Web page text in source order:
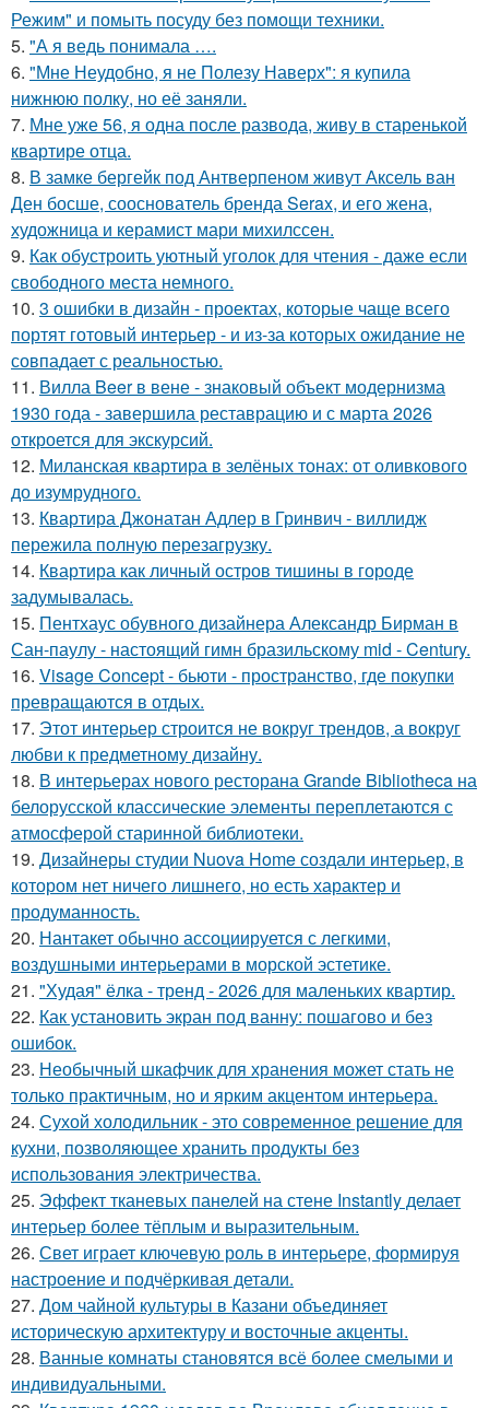
Режим" и помыть посуду без помощи техники.
5. "А я ведь понимала ….
6. "Мне Неудобно, я не Полезу Наверх": я купила
нижнюю полку, но её заняли.
7. Мне уже 56, я одна после развода, живу в старенькой
квартире отца.
8. В замке бергейк под Антверпеном живут Аксель ван
Ден босше, сооснователь бренда Serax, и его жена,
художница и керамист мари михилссен.
9. Как обустроить уютный уголок для чтения - даже если
свободного места немного.
10. 3 ошибки в дизайн - проектах, которые чаще всего
портят готовый интерьер - и из-за которых ожидание не
совпадает с реальностью.
11. Вилла Beer в вене - знаковый объект модернизма
1930 года - завершила реставрацию и с марта 2026
откроется для экскурсий.
12. Миланская квартира в зелёных тонах: от оливкового
до изумрудного.
13. Квартира Джонатан Адлер в Гринвич - виллидж
пережила полную перезагрузку.
14. Квартира как личный остров тишины в городе
задумывалась.
15. Пентхаус обувного дизайнера Александр Бирман в
Сан-паулу - настоящий гимн бразильскому mid - Century.
16. Visage Concept - бьюти - пространство, где покупки
превращаются в отдых.
17. Этот интерьер строится не вокруг трендов, а вокруг
любви к предметному дизайну.
18. В интерьерах нового ресторана Grande Bibliotheca на
белорусской классические элементы переплетаются с
атмосферой старинной библиотеки.
19. Дизайнеры студии Nuova Home создали интерьер, в
котором нет ничего лишнего, но есть характер и
продуманность.
20. Нантакет обычно ассоциируется с легкими,
воздушными интерьерами в морской эстетике.
21. "Худая" ёлка - тренд - 2026 для маленьких квартир.
22. Как установить экран под ванну: пошагово и без
ошибок.
23. Необычный шкафчик для хранения может стать не
только практичным, но и ярким акцентом интерьера.
24. Сухой холодильник - это современное решение для
кухни, позволяющее хранить продукты без
использования электричества.
25. Эффект тканевых панелей на стене Instantly делает
интерьер более тёплым и выразительным.
26. Свет играет ключевую роль в интерьере, формируя
настроение и подчёркивая детали.
27. Дом чайной культуры в Казани объединяет
историческую архитектуру и восточные акценты.
28. Ванные комнаты становятся всё более смелыми и
индивидуальными.